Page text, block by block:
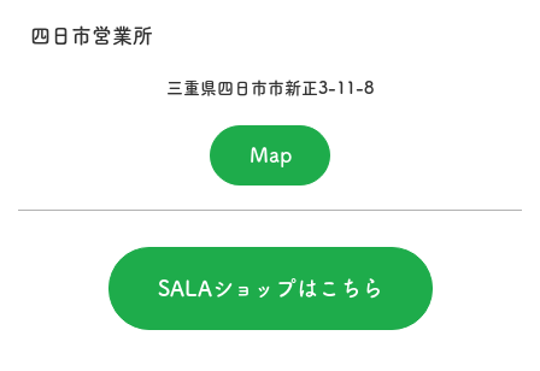
四日市営業所
三重県四日市市新正3-11-8
Map
SALAショップはこちら